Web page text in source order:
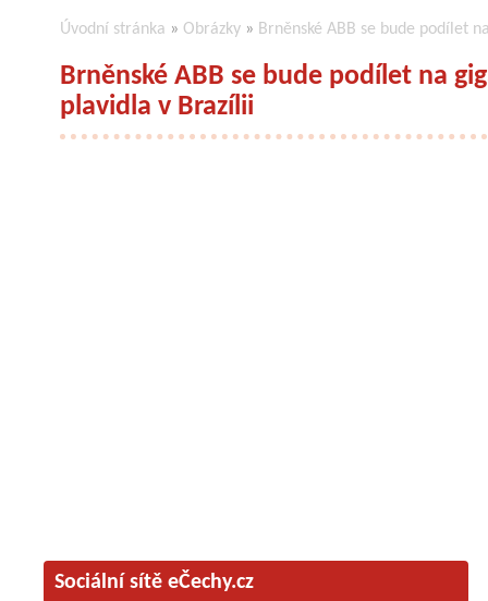
Úvodní stránka » Obrázky » Brněnské ABB se bude podílet
Brněnské ABB se bude podílet na
plavidla v Brazílii
Sociální sítě eČechy.cz